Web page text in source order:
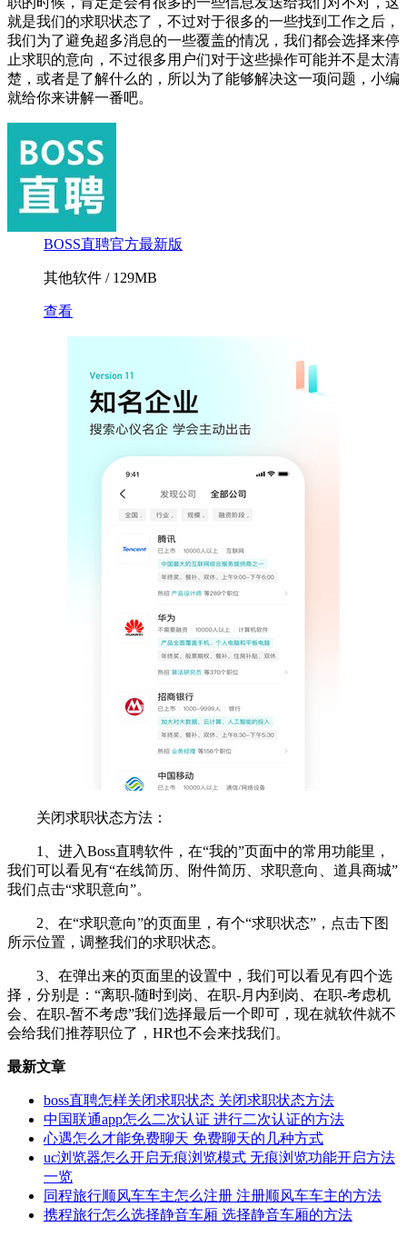
就是我们的求职状态了，不过对于很多的一些找到工作之后，
我们为了避免超多消息的一些覆盖的情况，我们都会选择来停
止求职的意向，不过很多用户们对于这些操作可能并不是太清
楚，或者是了解什么的，所以为了能够解决这一项问题，小编
就给你来讲解一番吧。
BOSS直聘官方最新版
其他软件 / 129MB
查看
关闭求职状态方法：
1、进入Boss直聘软件，在“我的”页面中的常用功能里，
我们可以看见有“在线简历、附件简历、求职意向、道具商城”
我们点击“求职意向”。
2、在“求职意向”的页面里，有个“求职状态”，点击下图
所示位置，调整我们的求职状态。
3、在弹出来的页面里的设置中，我们可以看见有四个选
择，分别是：“离职-随时到岗、在职-月内到岗、在职-考虑机
会、在职-暂不考虑”我们选择最后一个即可，现在就软件就不
会给我们推荐职位了，HR也不会来找我们。
最新文章
boss直聘怎样关闭求职状态 关闭求职状态方法
中国联通app怎么二次认证 进行二次认证的方法
心遇怎么才能免费聊天 免费聊天的几种方式
uc浏览器怎么开启无痕浏览模式 无痕浏览功能开启方法
一览
同程旅行顺风车车主怎么注册 注册顺风车车主的方法
携程旅行怎么选择静音车厢 选择静音车厢的方法